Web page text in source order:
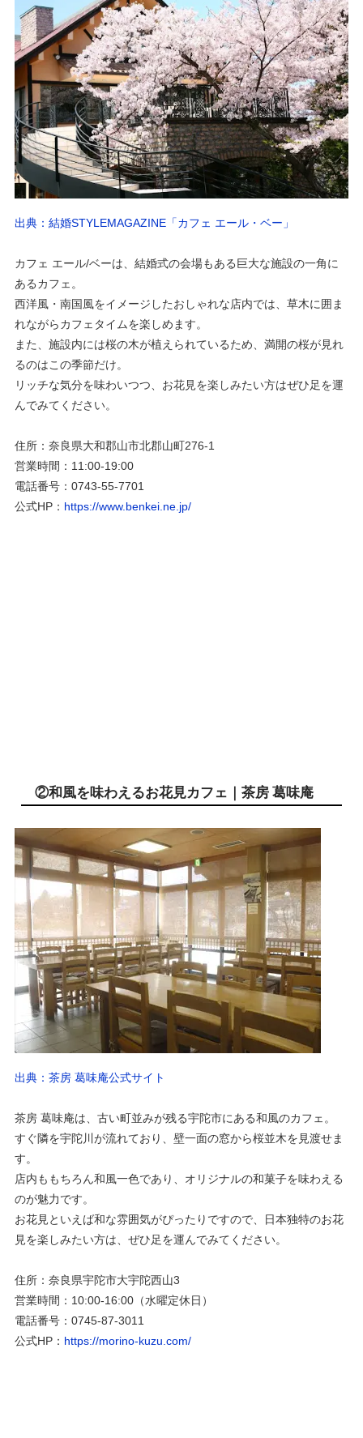
出典：結婚STYLEMAGAZINE「カフェ エール・ベー」
カフェ エール/ベーは、結婚式の会場もある巨大な施設の一角に
あるカフェ。
西洋風・南国風をイメージしたおしゃれな店内では、草木に囲ま
れながらカフェタイムを楽しめます。
また、施設内には桜の木が植えられているため、満開の桜が見れ
るのはこの季節だけ。
リッチな気分を味わいつつ、お花見を楽しみたい方はぜひ足を運
んでみてください。
住所：奈良県大和郡山市北郡山町276-1
営業時間：11:00-19:00
電話番号：0743-55-7701
公式HP： https://www.benkei.ne.jp/
②和風を味わえるお花見カフェ｜茶房 葛味庵
出典：茶房 葛味庵公式サイト
茶房 葛味庵は、古い町並みが残る宇陀市にある和風のカフェ。
すぐ隣を宇陀川が流れており、壁一面の窓から桜並木を見渡せま
す。
店内ももちろん和風一色であり、オリジナルの和菓子を味わえる
のが魅力です。
お花見といえば和な雰囲気がぴったりですので、日本独特のお花
見を楽しみたい方は、ぜひ足を運んでみてください。
住所：奈良県宇陀市大宇陀西山3
営業時間：10:00-16:00（水曜定休日）
電話番号：0745-87-3011
公式HP： https://morino-kuzu.com/